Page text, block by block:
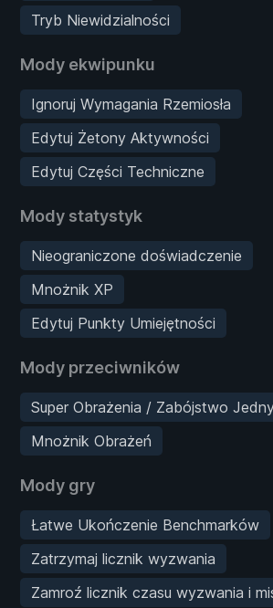
Tryb Niewidzialności
Mody ekwipunku
Ignoruj Wymagania Rzemiosła
Edytuj Żetony Aktywności
Edytuj Części Techniczne
Mody statystyk
Nieograniczone doświadczenie
Mnożnik XP
Edytuj Punkty Umiejętności
Mody przeciwników
Super Obrażenia / Zabójstwo
Mnożnik Obrażeń
Mody gry
Łatwe Ukończenie Benchmarków
Zatrzymaj licznik wyzwania
Zamroź licznik czasu wyzwania i